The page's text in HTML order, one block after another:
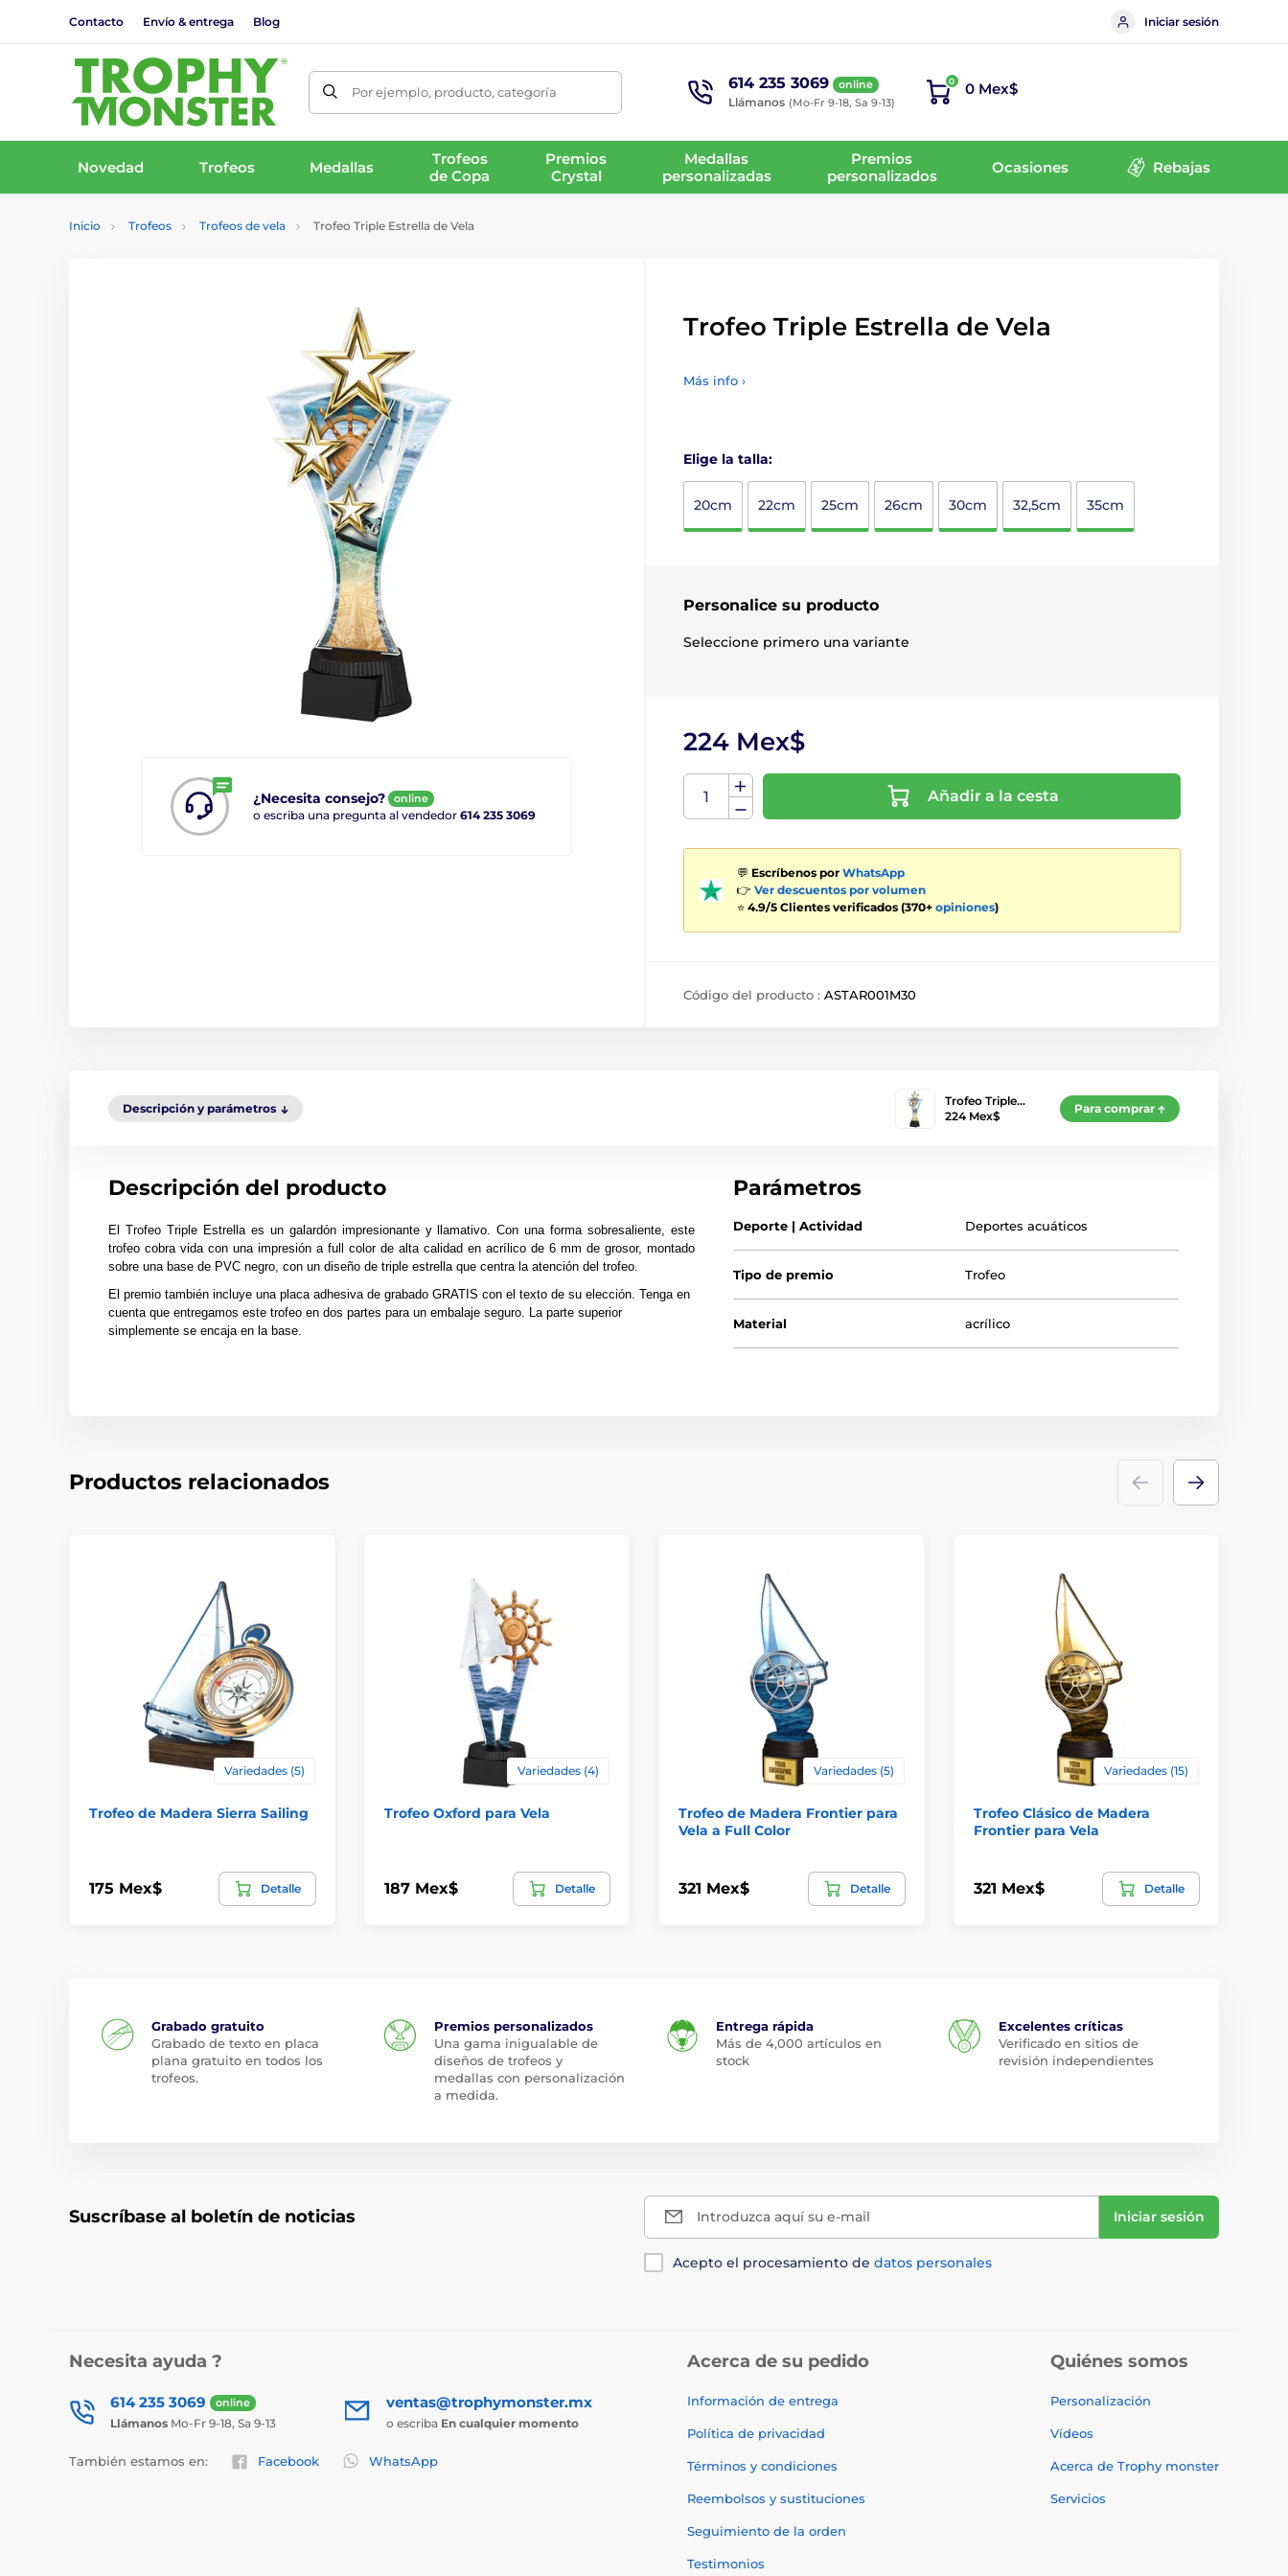
Contacto Envío & entrega Blog Iniciar sesión
Por ejemplo, producto, categoría 614 235 3069 online
Llámanos (Mo-Fr 9-18, Sa 9-13)
0 0 Mex$
Novedad Trofeos Medallas
Trofeos
de Copa
Premios
Crystal
Medallas
personalizadas
Premios
personalizados
Ocasiones Rebajas
Inicio Trofeos Trofeos de vela Trofeo Triple Estrella de Vela
¿Necesita consejo? online
o escriba una pregunta al vendedor 614 235 3069
Trofeo Triple Estrella de Vela
Más info ›
Elige la talla:
20cm 22cm 25cm 26cm 30cm 32,5cm 35cm
Personalice su producto
Seleccione primero una variante
224 Mex$
Añadir a la cesta
💬 Escríbenos por WhatsApp
👉 Ver descuentos por volumen
⭐ 4.9/5 Clientes verificados (370+ opiniones)
Código del producto : ASTAR001M30
Descripción y parámetros
Trofeo Triple…
224 Mex$
Para comprar
Descripción del producto
El Trofeo Triple Estrella es un galardón impresionante y llamativo. Con una forma sobresaliente, este
trofeo cobra vida con una impresión a full color de alta calidad en acrílico de 6 mm de grosor, montado
sobre una base de PVC negro, con un diseño de triple estrella que centra la atención del trofeo.
El premio también incluye una placa adhesiva de grabado GRATIS con el texto de su elección. Tenga en
cuenta que entregamos este trofeo en dos partes para un embalaje seguro. La parte superior
simplemente se encaja en la base.
Parámetros
Deporte | Actividad Deportes acuáticos
Tipo de premio Trofeo
Material acrílico
Productos relacionados
Variedades (5)
Trofeo de Madera Sierra Sailing
175 Mex$ Detalle
Variedades (4)
Trofeo Oxford para Vela
187 Mex$ Detalle
Variedades (5)
Trofeo de Madera Frontier para
Vela a Full Color
321 Mex$ Detalle
Variedades (15)
Trofeo Clásico de Madera
Frontier para Vela
321 Mex$ Detalle
Grabado gratuito
Grabado de texto en placa
plana gratuito en todos los
trofeos.
Premios personalizados
Una gama inigualable de
diseños de trofeos y
medallas con personalización
a medida.
Entrega rápida
Más de 4,000 artículos en
stock
Excelentes críticas
Verificado en sitios de
revisión independientes
Suscríbase al boletín de noticias Introduzca aquí su e-mail Iniciar sesión
Acepto el procesamiento de datos personales
Necesita ayuda ?
614 235 3069 online
Llámanos Mo-Fr 9-18, Sa 9-13
ventas@trophymonster.mx
o escriba En cualquier momento
También estamos en: Facebook WhatsApp
Acerca de su pedido
Información de entrega
Política de privacidad
Términos y condiciones
Reembolsos y sustituciones
Seguimiento de la orden
Testimonios
Quiénes somos
Personalización
Vídeos
Acerca de Trophy monster
Servicios